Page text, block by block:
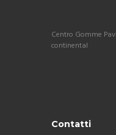
Centro Gomme
continental
Contatti